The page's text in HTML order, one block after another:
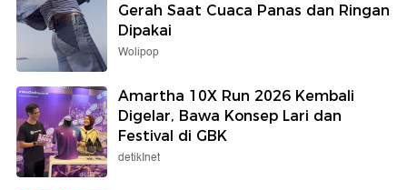
Gerah Saat Cuaca Panas dan Ringan
Dipakai
Wolipop
Amartha 10X Run 2026 Kembali
Digelar, Bawa Konsep Lari dan
Festival di GBK
detikInet